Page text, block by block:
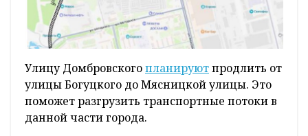
Улицу Домбровскогопланируютпродлить от
улицы Богуцкого до Мясницкой улицы. Это
поможет разгрузить транспортные потоки в
данной части города.